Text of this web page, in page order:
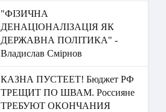
"ФІЗИЧНА
ДЕНАЦІОНАЛІЗАЦІЯ ЯК
ДЕРЖАВНА ПОЛІТИКА" -
Владислав Смірнов
КАЗНА ПУСТЕЕТ! Бюджет РФ
ТРЕЩИТ ПО ШВАМ. Россияне
ТРЕБУЮТ ОКОНЧАНИЯ